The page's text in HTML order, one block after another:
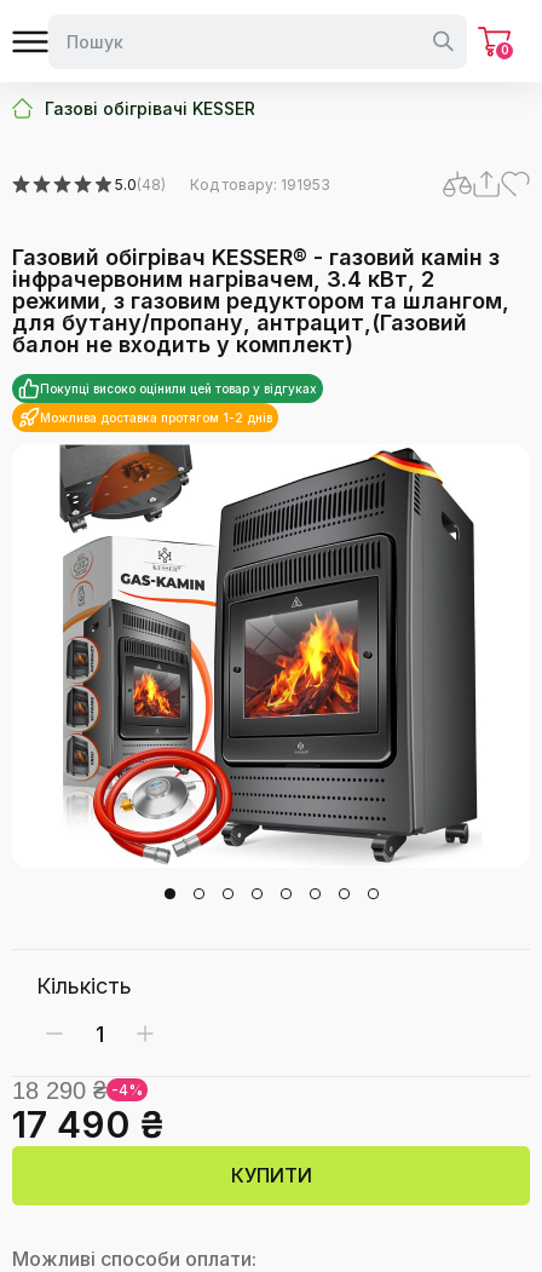
0
Газові обігрівачі KESSER
5.0(48) Код товару: 191953
Газовий обігрівач KESSER® - газовий камін з
інфрачервоним нагрівачем, 3.4 кВт, 2
режими, з газовим редуктором та шлангом,
для бутану/пропану, антрацит,(Газовий
балон не входить у комплект)
Покупці високо оцінили цей товар у відгуках
Можлива доставка протягом 1-2 днів
Кількість
18 290 ₴ -4%
17 490 ₴
КУПИТИ
Можливі способи оплати: